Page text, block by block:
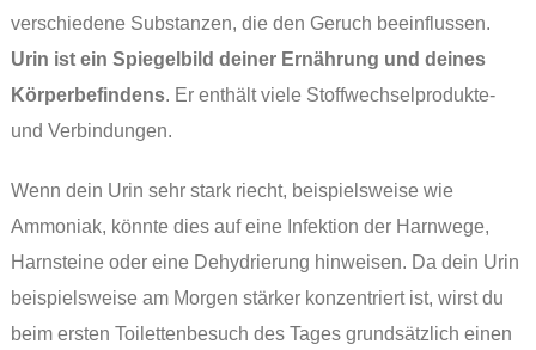
verschiedene Substanzen, die den Geruch beeinflussen.
Urin ist ein Spiegelbild deiner Ernährung und deines
Körperbefindens. Er enthält viele Stoffwechselprodukte-
und Verbindungen.
Wenn dein Urin sehr stark riecht, beispielsweise wie
Ammoniak, könnte dies auf eine Infektion der Harnwege,
Harnsteine oder eine Dehydrierung hinweisen. Da dein Urin
beispielsweise am Morgen stärker konzentriert ist, wirst du
beim ersten Toilettenbesuch des Tages grundsätzlich einen